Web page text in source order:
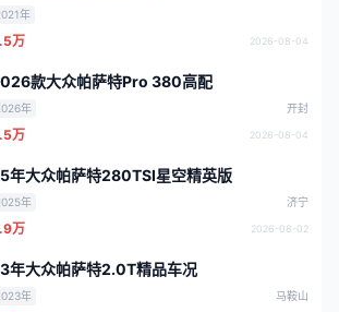
年
万 2026-08-04
款大众帕萨特Pro 380高配
年 开封
万 2026-08-04
年大众帕萨特280TSI星空精英版
年 济宁
万 2026-08-02
年大众帕萨特2.0T精品车况
年 马鞍山